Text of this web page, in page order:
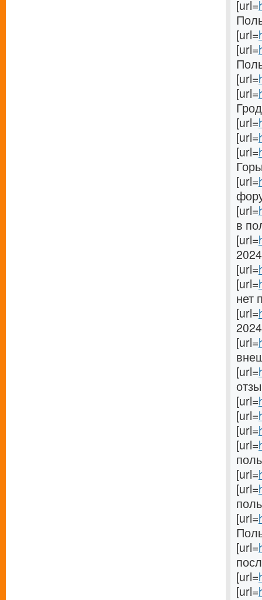
[url=
[url=
[url=
[url=
[url=
[url=
[url=
[url=
[url=
[url=
в
[url=
[url=
[url=
нет
[url=
[url=
[url=
[url=
[url=
[url=
[url=
[url=
[url=
[url=
[url=
[url=
[url=